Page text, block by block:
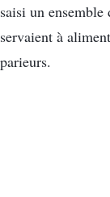
saisi un ensemble
servaient à
parieurs.